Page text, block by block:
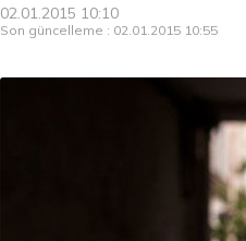
02.01.2015 10:10
Son güncelleme : 02.01.2015 10:55